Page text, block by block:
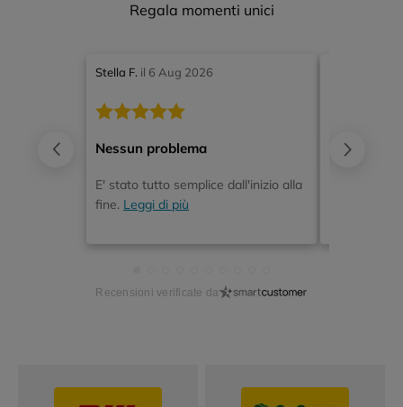
Regala momenti unici
recensione di 5 stelle
Stella F. il 6 Aug 2026
Nessun problema
E' stato tutto semplice dall'inizio alla
fine. Leggi di più
Bello e
Recensioni verificate da